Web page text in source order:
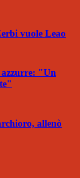
vuole Leao
azzurre: "Un
allenò